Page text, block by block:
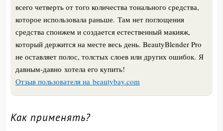
всего четверть от того количества тонального средства,
которое использовала раньше. Там нет поглощения
средства спонжем и создается естественный макияж,
который держится на месте весь день. BeautyBlender Pro
не оставляет полос, толстых слоев или других ошибок. Я
давным-давно хотела его купить!
Отзыв пользователя на beautybay.com
Как применять?